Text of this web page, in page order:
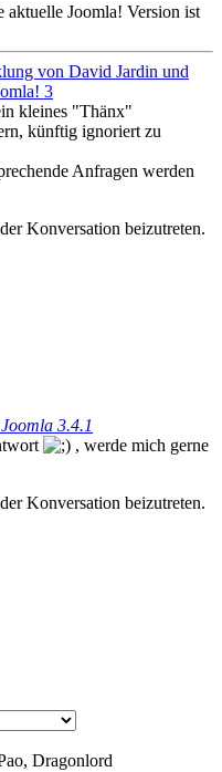
aktuelle Joomla! Version ist
von David Jardin und
3
kleines "Thänx"
künftig ignoriert zu
Anfragen werden
Konversation beizutreten.
3.4.1
, werde mich gerne
Konversation beizutreten.
, Dragonlord